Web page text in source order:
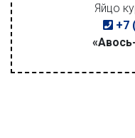
Яйцо
+7